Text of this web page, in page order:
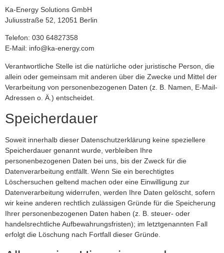
Ka-Energy Solutions GmbH
Juliusstraße 52, 12051 Berlin
Telefon: 030 64827358
E-Mail: info@ka-energy.com
Verantwortliche Stelle ist die natürliche oder juristische Person, die
allein oder gemeinsam mit anderen über die Zwecke und Mittel der
Verarbeitung von personenbezogenen Daten (z. B. Namen, E-Mail-
Adressen o. Ä.) entscheidet.
Speicherdauer
Soweit innerhalb dieser Datenschutzerklärung keine speziellere
Speicherdauer genannt wurde, verbleiben Ihre
personenbezogenen Daten bei uns, bis der Zweck für die
Datenverarbeitung entfällt. Wenn Sie ein berechtigtes
Löschersuchen geltend machen oder eine Einwilligung zur
Datenverarbeitung widerrufen, werden Ihre Daten gelöscht, sofern
wir keine anderen rechtlich zulässigen Gründe für die Speicherung
Ihrer personenbezogenen Daten haben (z. B. steuer- oder
handelsrechtliche Aufbewahrungsfristen); im letztgenannten Fall
erfolgt die Löschung nach Fortfall dieser Gründe.